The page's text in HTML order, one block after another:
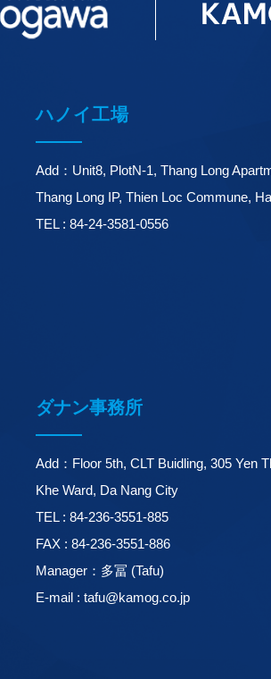
ハノイ工場
Add：Unit8, PlotN-1, Thang Long
Thang Long IP, Thien Loc Commune,
TEL : 84-24-3581-0556
ダナン事務所
Add：Floor 5th, CLT Buidling, 305 Yen
Khe Ward, Da Nang City
TEL : 84-236-3551-885
FAX : 84-236-3551-886
Manager：多冨 (Tafu)
E-mail : tafu@kamog.co.jp